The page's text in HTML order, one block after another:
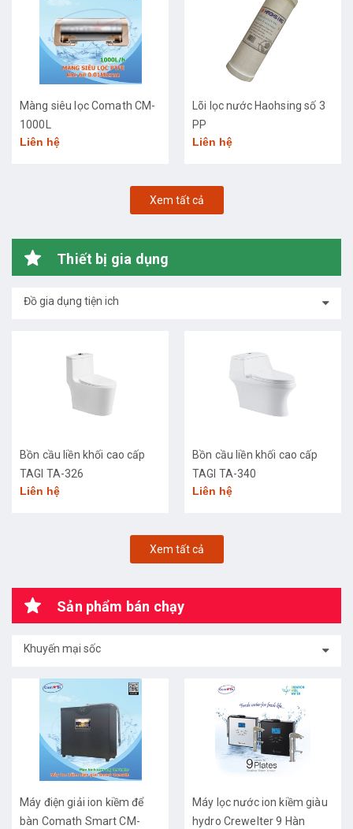
Màng siêu lọc Comath CM-
1000L
Liên hệ
Lõi lọc nước Haohsing số 3
PP
Liên hệ
Xem tất cả
Thiết bị gia dụng
Đồ gia dụng tiện ich
Bồn cầu liền khối cao cấp
TAGI TA-326
Liên hệ
Bồn cầu liền khối cao cấp
TAGI TA-340
Liên hệ
Xem tất cả
Sản phẩm bán chạy
Khuyến mại sốc
Máy điện giải ion kiềm để
bàn Comath Smart CM-
Máy lọc nước ion kiềm giàu
hydro Crewelter 9 Hàn